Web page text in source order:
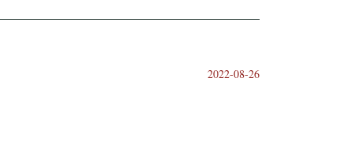
2022-08-26